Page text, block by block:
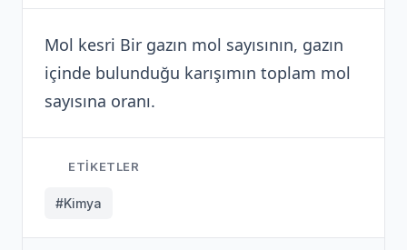
Mol kesri Bir gazın mol sayısının, gazın
içinde bulunduğu karışımın toplam mol
sayısına oranı.
ETIKETLER
#Kimya